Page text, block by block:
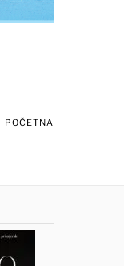
POČETNA